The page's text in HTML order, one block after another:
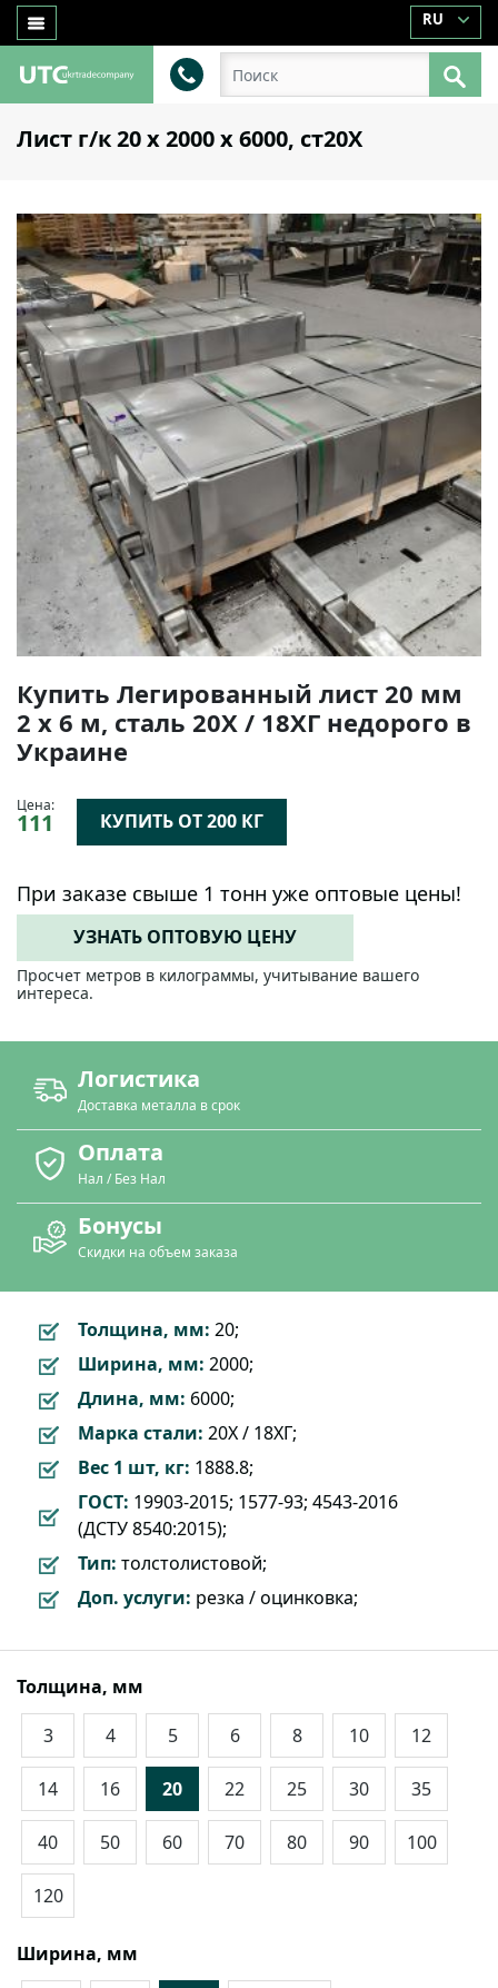
RU
Лист г/к 20 х 2000 х 6000, ст20Х
Купить Легированный лист 20 мм
2 х 6 м, сталь 20Х / 18ХГ недорого в
Украине
Цена:
111 КУПИТЬ ОТ 200 КГ
При заказе свыше 1 тонн уже оптовые цены!
УЗНАТЬ ОПТОВУЮ ЦЕНУ
Просчет метров в килограммы, учитывание вашего
интереса.
Логистика
Доставка металла в срок
Оплата
Нал / Без Нал
Бонусы
Скидки на объем заказа
Толщина, мм: 20;
Ширина, мм: 2000;
Длина, мм: 6000;
Марка стали: 20Х / 18ХГ;
Вес 1 шт, кг: 1888.8;
ГОСТ: 19903-2015; 1577-93; 4543-2016
(ДСТУ 8540:2015);
Тип: толстолистовой;
Доп. услуги: резка / оцинковка;
Толщина, мм
3
4 5 6 8 10 12
14 16 20 22 25 30 35
40 50 60 70 80 90 100
120
Ширина, мм